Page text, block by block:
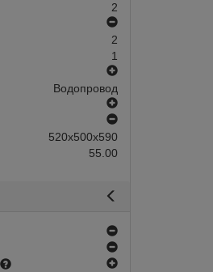
2
нет
2
1
есть
Водопровод
есть
нет
520х500х590
55.00
нет
нет
есть